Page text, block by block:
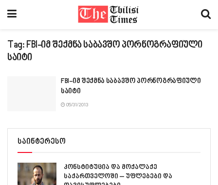
Tag: FBI-იმ შექმნა საბავშო პორნოგრაფიული
საიტი
FBI-იმ შექმნა საბავშო პორნოგრაფიული
საიტი
05/31/2013
საინტერესო
კონსტიტუცია და მოქალაქე
საქართველოში – უფლებები და